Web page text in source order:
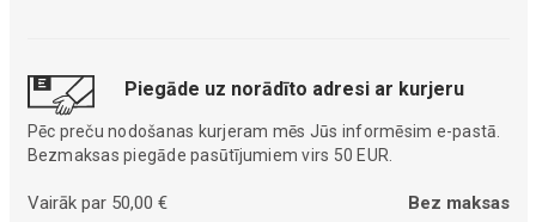
Piegāde uz norādīto adresi ar kurjeru
Pēc preču nodošanas kurjeram mēs Jūs informēsim e-pastā.
Bezmaksas piegāde pasūtījumiem virs 50 EUR.
Vairāk par 50,00 € Bez maksas